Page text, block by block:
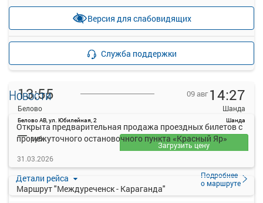
—
Продажа билетов
прекращена
13:55
Белово
Белово АВ, ул. Юбилейная, 2
09 авг 14:27
Шанда
Шанда
Детали рейса
Подробнее
о маршруте
— руб.
Загрузить цену
Версия для слабовидящих
Служба поддержки
Новости
Открыта предварительная продажа проездных билетов с
промежуточного остановочного пункта «Красный Яр»
31.03.2026
Маршрут "Междуреченск - Караганда"